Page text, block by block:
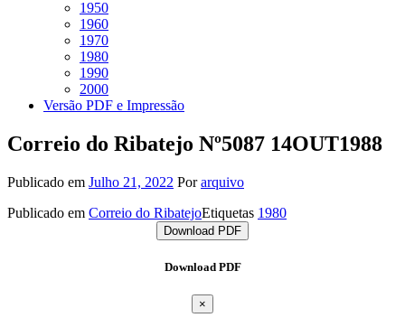
1950
1960
1970
1980
1990
2000
Versão PDF e Impressão
Correio do Ribatejo Nº5087 14OUT1988
Publicado em Julho 21, 2022 Porarquivo
Publicado em Correio do RibatejoEtiquetas 1980
Download PDF
Download PDF
×